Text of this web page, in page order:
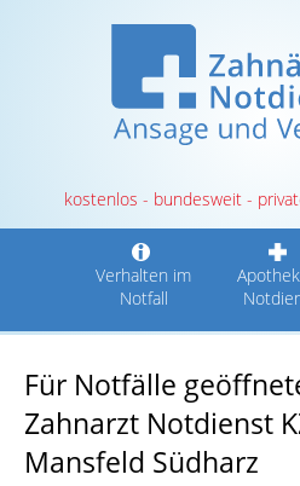
kostenlos - bundesweit -
Verhalten im
Notfall
Für Notfälle
Zahnarzt Notdienst
Mansfeld Südharz